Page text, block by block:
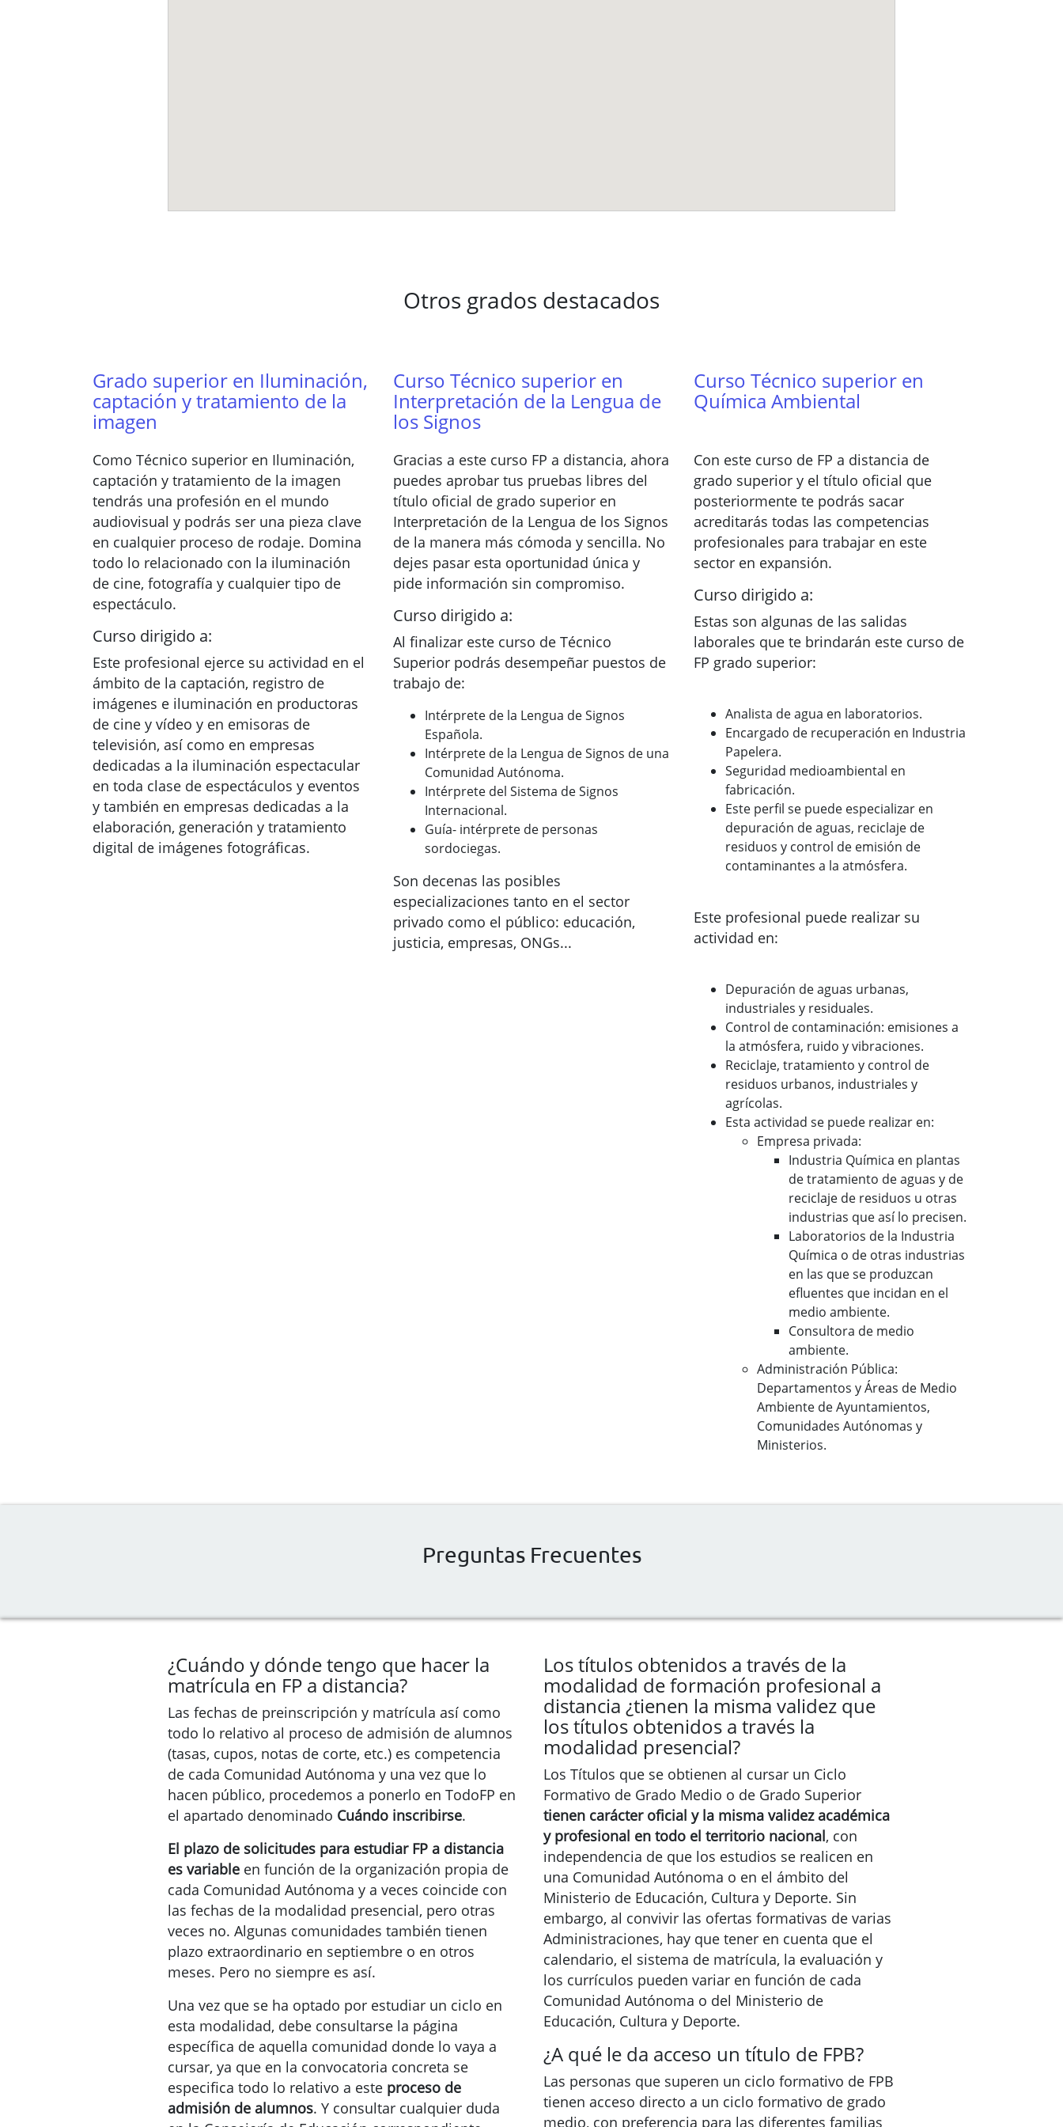
Otros grados destacados
Grado superior en Iluminación,
captación y tratamiento de la
imagen
Como Técnico superior en Iluminación,
captación y tratamiento de la imagen
tendrás una profesión en el mundo
audiovisual y podrás ser una pieza clave
en cualquier proceso de rodaje. Domina
todo lo relacionado con la iluminación
de cine, fotografía y cualquier tipo de
espectáculo.
Curso dirigido a:
Este profesional ejerce su actividad en el
ámbito de la captación, registro de
imágenes e iluminación en productoras
de cine y vídeo y en emisoras de
televisión, así como en empresas
dedicadas a la iluminación espectacular
en toda clase de espectáculos y eventos
y también en empresas dedicadas a la
elaboración, generación y tratamiento
digital de imágenes fotográficas.
Curso Técnico superior en
Interpretación de la Lengua de
los Signos
Gracias a este curso FP a distancia, ahora
puedes aprobar tus pruebas libres del
título oficial de grado superior en
Interpretación de la Lengua de los Signos
de la manera más cómoda y sencilla. No
dejes pasar esta oportunidad única y
pide información sin compromiso.
Curso dirigido a:
Al finalizar este curso de Técnico
Superior podrás desempeñar puestos de
trabajo de:
Intérprete de la Lengua de Signos
Española.
Intérprete de la Lengua de Signos de una
Comunidad Autónoma.
Intérprete del Sistema de Signos
Internacional.
Guía- intérprete de personas
sordociegas.
Son decenas las posibles
especializaciones tanto en el sector
privado como el público: educación,
justicia, empresas, ONGs...
Curso Técnico superior en
Química Ambiental
Con este curso de FP a distancia de
grado superior y el título oficial que
posteriormente te podrás sacar
acreditarás todas las competencias
profesionales para trabajar en este
sector en expansión.
Curso dirigido a:
Estas son algunas de las salidas
laborales que te brindarán este curso de
FP grado superior:
Analista de agua en laboratorios.
Encargado de recuperación en Industria
Papelera.
Seguridad medioambiental en
fabricación.
Este perfil se puede especializar en
depuración de aguas, reciclaje de
residuos y control de emisión de
contaminantes a la atmósfera.
Este profesional puede realizar su
actividad en:
Depuración de aguas urbanas,
industriales y residuales.
Control de contaminación: emisiones a
la atmósfera, ruido y vibraciones.
Reciclaje, tratamiento y control de
residuos urbanos, industriales y
agrícolas.
Esta actividad se puede realizar en:
Empresa privada:
Industria Química en plantas
de tratamiento de aguas y de
reciclaje de residuos u otras
industrias que así lo precisen.
Laboratorios de la Industria
Química o de otras industrias
en las que se produzcan
efluentes que incidan en el
medio ambiente.
Consultora de medio
ambiente.
Administración Pública:
Departamentos y Áreas de Medio
Ambiente de Ayuntamientos,
Comunidades Autónomas y
Ministerios.
Preguntas Frecuentes
¿Cuándo y dónde tengo que hacer la
matrícula en FP a distancia?
Las fechas de preinscripción y matrícula así como
todo lo relativo al proceso de admisión de alumnos
(tasas, cupos, notas de corte, etc.) es competencia
de cada Comunidad Autónoma y una vez que lo
hacen público, procedemos a ponerlo en TodoFP en
el apartado denominado Cuándo inscribirse.
El plazo de solicitudes para estudiar FP a distancia
es variable en función de la organización propia de
cada Comunidad Autónoma y a veces coincide con
las fechas de la modalidad presencial, pero otras
veces no. Algunas comunidades también tienen
plazo extraordinario en septiembre o en otros
meses. Pero no siempre es así.
Una vez que se ha optado por estudiar un ciclo en
esta modalidad, debe consultarse la página
específica de aquella comunidad donde lo vaya a
cursar, ya que en la convocatoria concreta se
especifica todo lo relativo a este proceso de
admisión de alumnos. Y consultar cualquier duda
Los títulos obtenidos a través de la
modalidad de formación profesional a
distancia ¿tienen la misma validez que
los títulos obtenidos a través la
modalidad presencial?
Los Títulos que se obtienen al cursar un Ciclo
Formativo de Grado Medio o de Grado Superior
tienen carácter oficial y la misma validez académica
y profesional en todo el territorio nacional, con
independencia de que los estudios se realicen en
una Comunidad Autónoma o en el ámbito del
Ministerio de Educación, Cultura y Deporte. Sin
embargo, al convivir las ofertas formativas de varias
Administraciones, hay que tener en cuenta que el
calendario, el sistema de matrícula, la evaluación y
los currículos pueden variar en función de cada
Comunidad Autónoma o del Ministerio de
Educación, Cultura y Deporte.
¿A qué le da acceso un título de FPB?
Las personas que superen un ciclo formativo de FPB
tienen acceso directo a un ciclo formativo de grado
medio, con preferencia para las diferentes familias